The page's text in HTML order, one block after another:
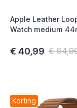
Apple Leather
Watch medium
Peacock
€ 40,99 €
Korting